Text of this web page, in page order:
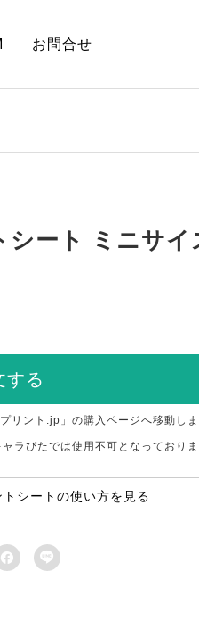
お問合せ
シート ミニサイ
する
リント.jp」の購入ページへ移動しま
ラぴたでは使用不可となっておりま
シートの使い方を見る
 